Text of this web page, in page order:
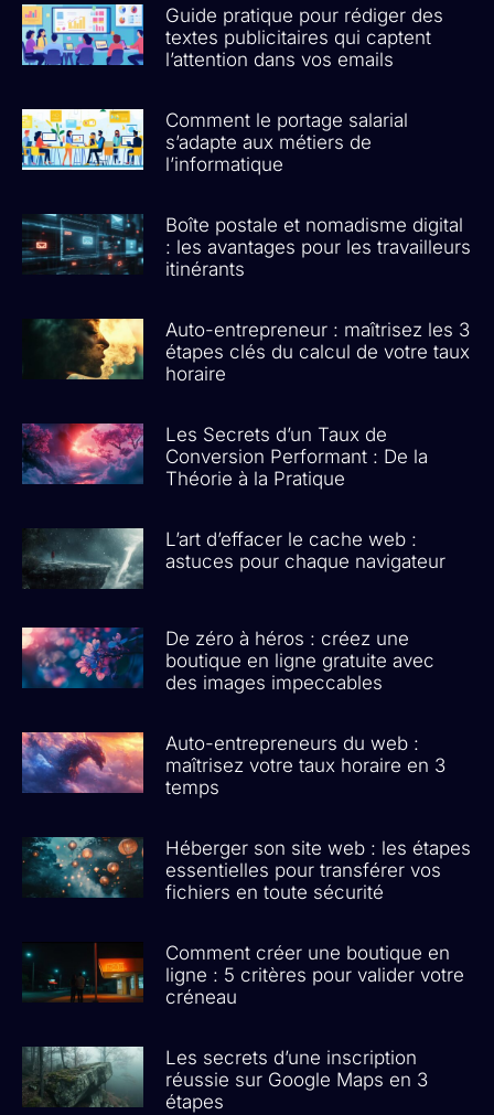
Guide pratique pour rédiger des
textes publicitaires qui captent
l’attention dans vos emails
Comment le portage salarial
s’adapte aux métiers de
l’informatique
Boîte postale et nomadisme digital
: les avantages pour les travailleurs
itinérants
Auto-entrepreneur : maîtrisez les 3
étapes clés du calcul de votre taux
horaire
Les Secrets d’un Taux de
Conversion Performant : De la
Théorie à la Pratique
L’art d’effacer le cache web :
astuces pour chaque navigateur
De zéro à héros : créez une
boutique en ligne gratuite avec
des images impeccables
Auto-entrepreneurs du web :
maîtrisez votre taux horaire en 3
temps
Héberger son site web : les étapes
essentielles pour transférer vos
fichiers en toute sécurité
Comment créer une boutique en
ligne : 5 critères pour valider votre
créneau
Les secrets d’une inscription
réussie sur Google Maps en 3
étapes